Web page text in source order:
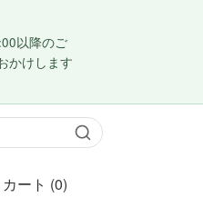
以降のご
かけします
カート (0)